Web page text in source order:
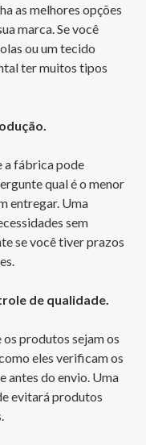
as melhores opções
marca. Se você
ou um tecido
ter muitos tipos
a fábrica pode
qual é o menor
entregar. Uma
sem
se você tiver prazos
de qualidade.
produtos sejam os
eles verificam os
antes do envio. Uma
evitará produtos